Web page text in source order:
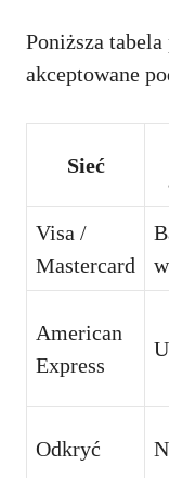
Poniższa
akceptowane
Sieć
Visa /
Mastercard
American
Express
Odkryć